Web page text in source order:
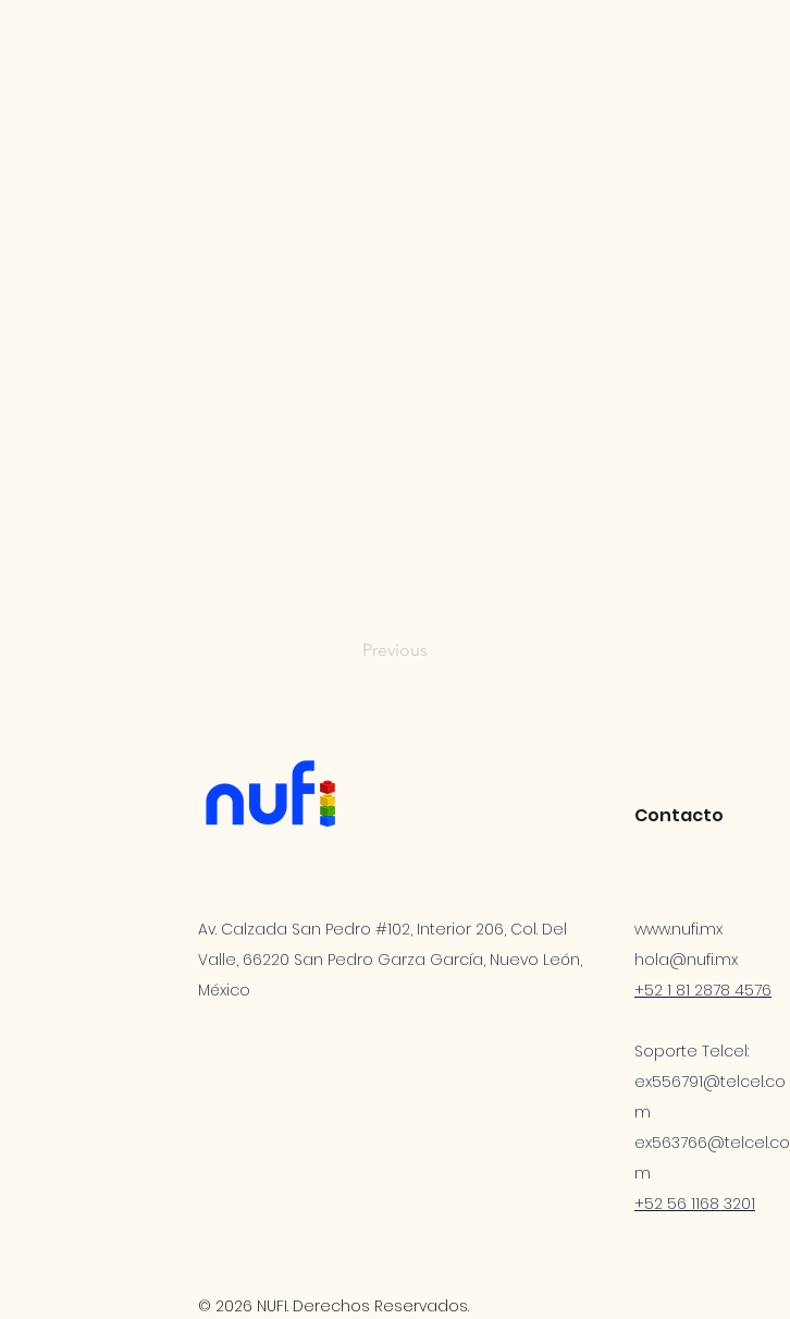
Previous
© 2026 NUFI. Derechos Reservados.
Av. Calzada San Pedro #102, Interior 206, Col. Del
Valle, 66220 San Pedro Garza García, Nuevo León,
México
www.nufi.mx
hola@nufi.mx
+52 1 81 2878 4576
Soporte Telcel:
ex556791@telcel.co
m
ex563766@telcel.co
m
+52 56 1168 3201
Contacto